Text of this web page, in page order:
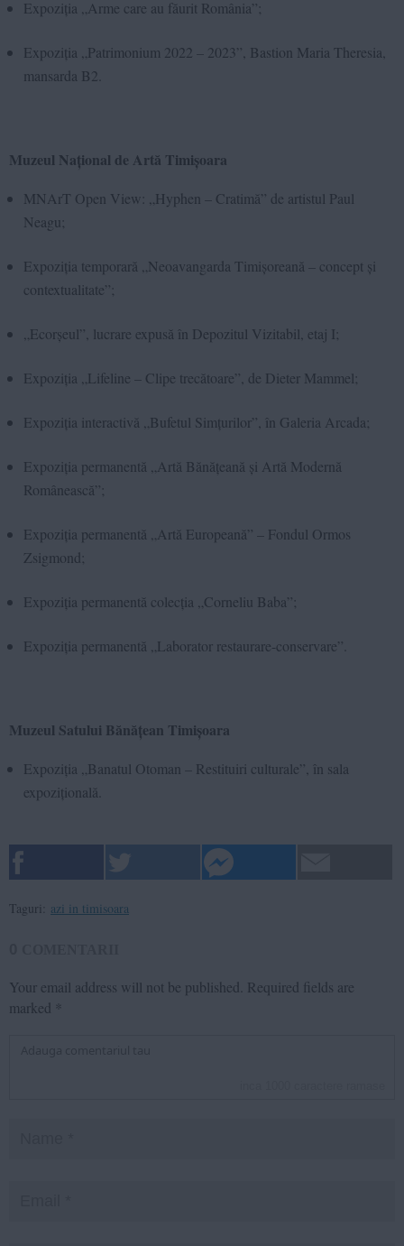
Expoziția „Arme care au făurit România”;
Expoziția „Patrimonium 2022 – 2023”, Bastion Maria Theresia,
mansarda B2.
Muzeul Național de Artă Timișoara
MNArT Open View:
„Hyphen – Cratimă” de artistul Paul
Neagu;
Expoziția temporară „Neoavangarda Timișoreană – concept și
contextualitate”;
„Ecorșeul”, lucrare expusă în Depozitul Vizitabil, etaj I;
Expoziția „Lifeline – Clipe trecătoare”, de Dieter Mammel;
Expoziția interactivă „Bufetul Simțurilor”, în Galeria Arcada;
Expoziția permanentă „Artă Bănățeană și Artă Modernă
Românească”;
Expoziția permanentă „Artă Europeană” – Fondul Ormos
Zsigmond;
Expoziția permanentă colecția „Corneliu Baba”;
Expoziția permanentă „Laborator restaurare-conservare”.
Muzeul Satului Bănățean Timișoara
Expoziția „Banatul Otoman – Restituiri culturale”, în sala
expozițională.
Taguri: azi in timisoara
Your email address will not be published. Required fields are
marked *